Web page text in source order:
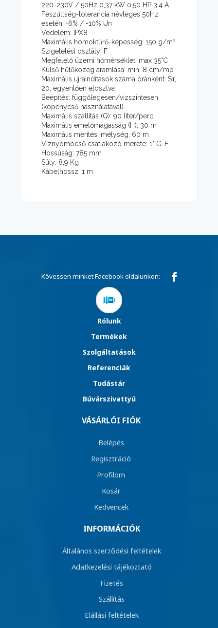
220-230V / 50Hz 0,37 kW 0,50 HP 3.4 A
Feszültség-tolerancia névleges 50Hz
esetén: +6% / -10% Un
Védelem: IPX8
Maximális homoktűrő-képesség: 150 g/m³
Szigetelési osztály: F
Megfelelő üzemi hőmérséklet: max 35°C
Külső hűtőközeg áramlása: min. 8 cm/mp
Maximális újraindítások száma óránként: S1,
20, egyenlően elosztva
Beépítés: függőlegesen/vízszintesen
(köpenycső használatával)
Maximális szállítás (Q): 90 liter/perc
Maximális emelőmagasság (H): 30 m
Maximális merítési mélység: 60 m
Víznyomócső csatlakozó mérete: 1" G-F
Hossúság: 785 mm
Súly: 8,9 Kg
Kábelhossz: 1 m
Kövessen minket Facebook oldalunkon:
Rólunk
Termékek
Szolgáltatások
Referenciák
Tudástár
Búvárszivattyú
VÁSÁRLÓI FIÓK
Belépés
Regisztráció
Profilom
Kosár
Kedvencek
INFORMÁCIÓK
Általános szerződési feltételek
Adatkezelési tájékoztató
Fizetés
Szállítás
Elállási feltételek